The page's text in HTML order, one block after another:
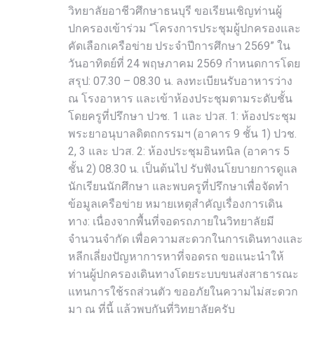
วิทยาลัยอาชีวศึกษาธนบุรี ขอเรียนเชิญท่านผู้
ปกครองเข้าร่วม “โครงการประชุมผู้ปกครองและ
คัดเลือกเครือข่าย ประจำปีการศึกษา 2569” ใน
วันอาทิตย์ที่ 24 พฤษภาคม 2569 กำหนดการโดย
สรุป: 07.30 – 08.30 น. ลงทะเบียนรับอาหารว่าง
ณ โรงอาหาร และเข้าห้องประชุมตามระดับชั้น
โดยครูที่ปรึกษา ปวช. 1 และ ปวส. 1: ห้องประชุม
พระยาอนุบาลดิตถกรรมฯ (อาคาร 9 ชั้น 1) ปวช.
2, 3 และ ปวส. 2: ห้องประชุมอินทนิล (อาคาร 5
ชั้น 2) 08.30 น. เป็นต้นไป รับฟังนโยบายการดูแล
นักเรียนนักศึกษา และพบครูที่ปรึกษาเพื่อจัดทำ
ข้อมูลเครือข่าย หมายเหตุสำคัญเรื่องการเดิน
ทาง: เนื่องจากพื้นที่จอดรถภายในวิทยาลัยมี
จำนวนจำกัด เพื่อความสะดวกในการเดินทางและ
หลีกเลี่ยงปัญหาการหาที่จอดรถ ขอแนะนำให้
ท่านผู้ปกครองเดินทางโดยระบบขนส่งสาธารณะ
แทนการใช้รถส่วนตัว ขออภัยในความไม่สะดวก
มา ณ ที่นี้ แล้วพบกันที่วิทยาลัยครับ